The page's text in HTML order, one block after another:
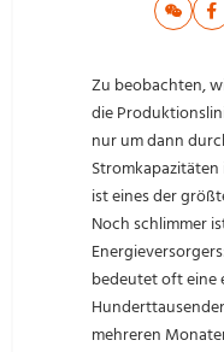
Zu beobachten,
die
nur um dann
ist eines der
Noch schlimmer
bedeutet oft eine
mehreren